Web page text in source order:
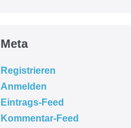
Meta
Registrieren
Anmelden
Eintrags-Feed
Kommentar-Feed